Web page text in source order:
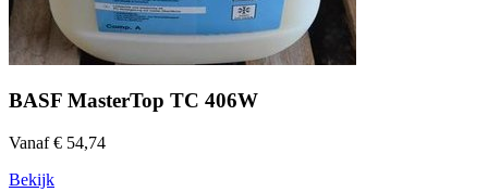
BASF MasterTop TC 406W
Vanaf € 54,74
Bekijk